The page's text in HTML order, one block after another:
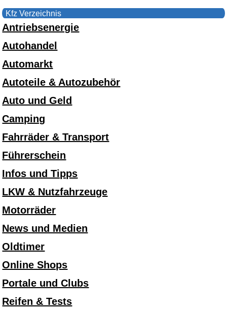
Kfz Verzeichnis
Antriebsenergie
Autohandel
Automarkt
Autoteile & Autozubehör
Auto und Geld
Camping
Fahrräder & Transport
Führerschein
Infos und Tipps
LKW & Nutzfahrzeuge
Motorräder
News und Medien
Oldtimer
Online Shops
Portale und Clubs
Reifen & Tests